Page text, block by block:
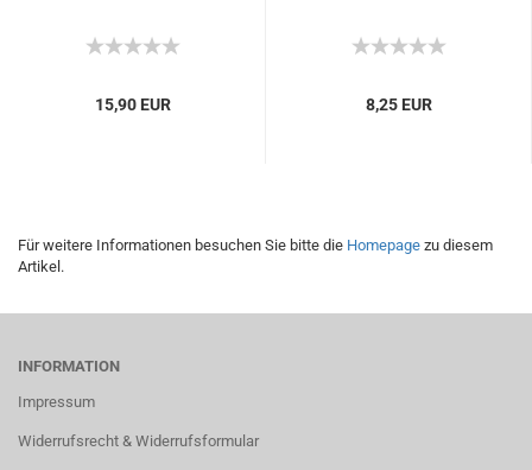
15,90 EUR 8,25 EUR
Für weitere Informationen besuchen Sie bitte die Homepage zu diesem
Artikel.
INFORMATION
Impressum
Widerrufsrecht & Widerrufsformular